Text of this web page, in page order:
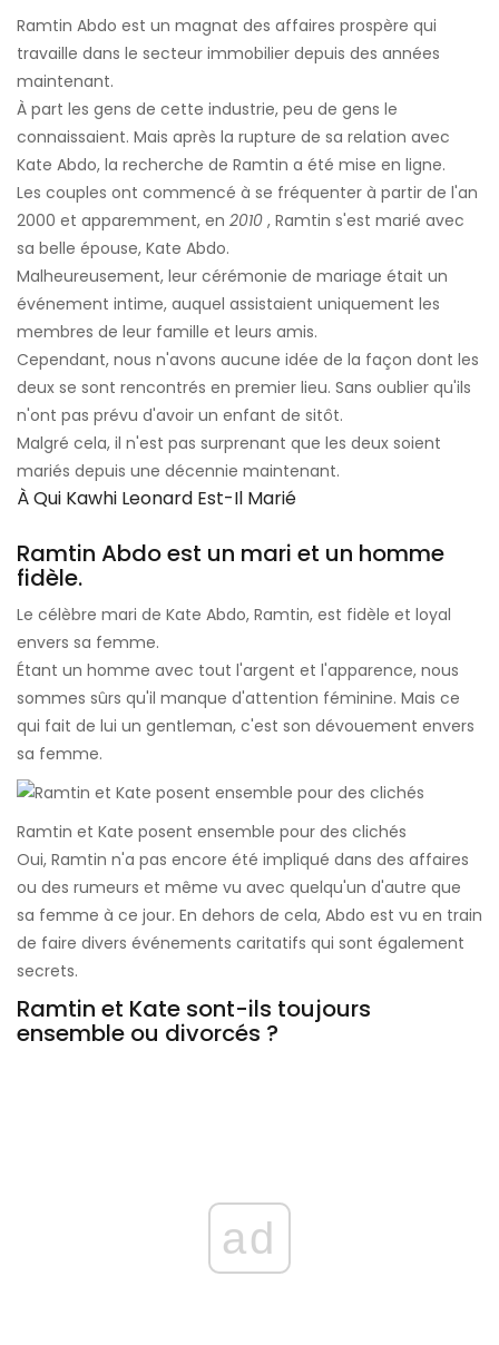
Ramtin Abdo est un magnat des affaires prospère qui
travaille dans le secteur immobilier depuis des années
maintenant.
À part les gens de cette industrie, peu de gens le
connaissaient. Mais après la rupture de sa relation avec
Kate Abdo, la recherche de Ramtin a été mise en ligne.
Les couples ont commencé à se fréquenter à partir de l'an
2000 et apparemment, en 2010 , Ramtin s'est marié avec
sa belle épouse, Kate Abdo.
Malheureusement, leur cérémonie de mariage était un
événement intime, auquel assistaient uniquement les
membres de leur famille et leurs amis.
Cependant, nous n'avons aucune idée de la façon dont les
deux se sont rencontrés en premier lieu. Sans oublier qu'ils
n'ont pas prévu d'avoir un enfant de sitôt.
Malgré cela, il n'est pas surprenant que les deux soient
mariés depuis une décennie maintenant.
À Qui Kawhi Leonard Est-Il Marié
Ramtin Abdo est un mari et un homme
fidèle.
Le célèbre mari de Kate Abdo, Ramtin, est fidèle et loyal
envers sa femme.
Étant un homme avec tout l'argent et l'apparence, nous
sommes sûrs qu'il manque d'attention féminine. Mais ce
qui fait de lui un gentleman, c'est son dévouement envers
sa femme.
Ramtin et Kate posent ensemble pour des clichés
Oui, Ramtin n'a pas encore été impliqué dans des affaires
ou des rumeurs et même vu avec quelqu'un d'autre que
sa femme à ce jour. En dehors de cela, Abdo est vu en train
de faire divers événements caritatifs qui sont également
secrets.
Ramtin et Kate sont-ils toujours
ensemble ou divorcés ?
ad